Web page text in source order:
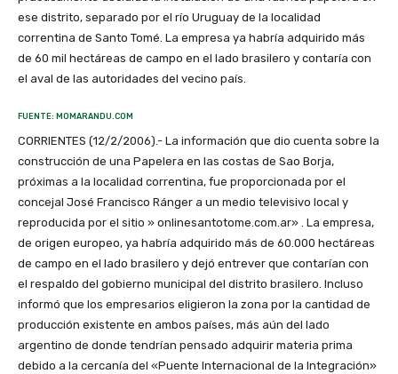
ese distrito, separado por el río Uruguay de la localidad
correntina de Santo Tomé. La empresa ya habría adquirido más
de 60 mil hectáreas de campo en el lado brasilero y contaría con
el aval de las autoridades del vecino país.
FUENTE: MOMARANDU.COM
CORRIENTES (12/2/2006).- La información que dio cuenta sobre la
construcción de una Papelera en las costas de Sao Borja,
próximas a la localidad correntina, fue proporcionada por el
concejal José Francisco Ránger a un medio televisivo local y
reproducida por el sitio » onlinesantotome.com.ar» . La empresa,
de origen europeo, ya habría adquirido más de 60.000 hectáreas
de campo en el lado brasilero y dejó entrever que contarían con
el respaldo del gobierno municipal del distrito brasilero. Incluso
informó que los empresarios eligieron la zona por la cantidad de
producción existente en ambos países, más aún del lado
argentino de donde tendrían pensado adquirir materia prima
debido a la cercanía del «Puente Internacional de la Integración»